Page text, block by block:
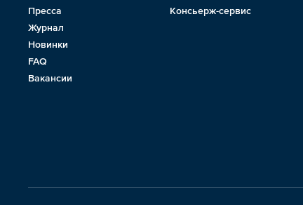
Пресса
Журнал
Новинки
FAQ
Вакансии
Консьерж-сервис